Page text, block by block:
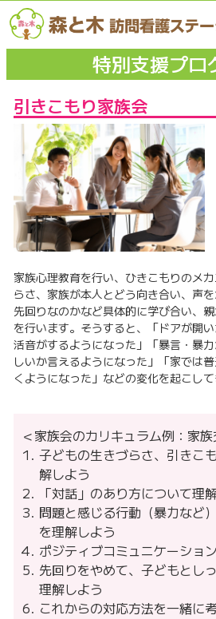
特別支援プロ
引きこもり家族会
家族心理教育を行い、ひきこもりのメ
らさ、家族が本人とどう向き合い、声
先回りなのかなど具体的に学び合い、
を行います。そうすると、「ドアが開
活音がするようになった」「暴言・暴
しいか言えるようになった」「家では
くようになった」などの変化を起こして
＜家族会のカリキュラム例：家
子どもの生きづらさ、引きこ
解しよう
「対話」のあり方について理
問題と感じる行動（暴力など
を理解しよう
ポジティブコミュニケーショ
先回りをやめて、子どもとし
理解しよう
これからの対応方法を一緒に